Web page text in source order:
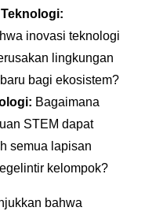
inovasi teknologi
lingkungan
bagi ekosistem?
Bagaimana
STEM dapat
semua lapisan
kelompok?
bahwa